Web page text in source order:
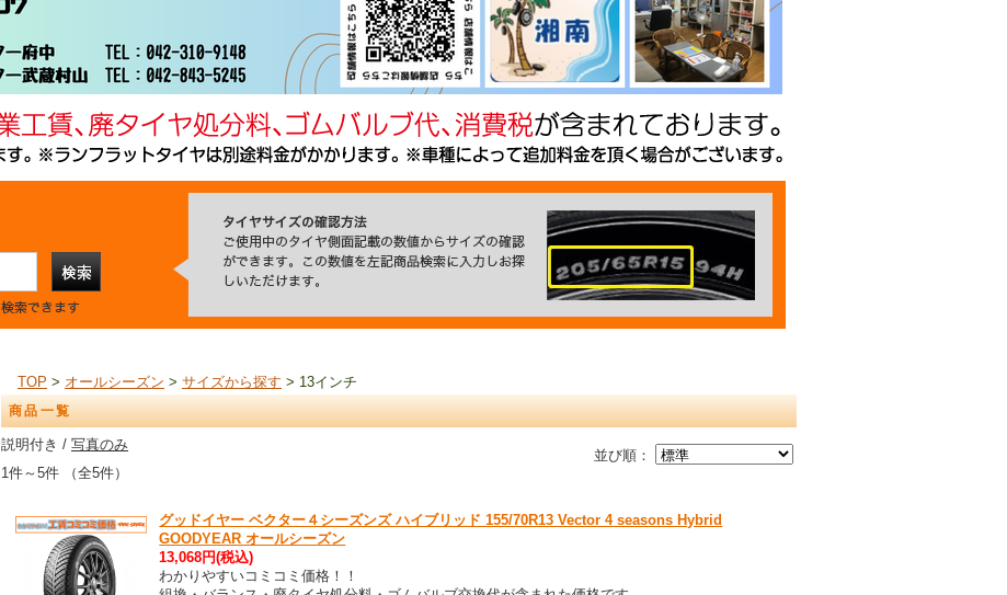
TOP > オールシーズン > サイズから探す > 13インチ
商品一覧
並び順：
説明付き / 写真のみ
1件～5件 （全5件）
グッドイヤー ベクター４シーズンズ ハイブリッド 155/70R13 Vector 4 seasons Hybrid
GOODYEAR オールシーズン
13,068円(税込)
わかりやすいコミコミ価格！！